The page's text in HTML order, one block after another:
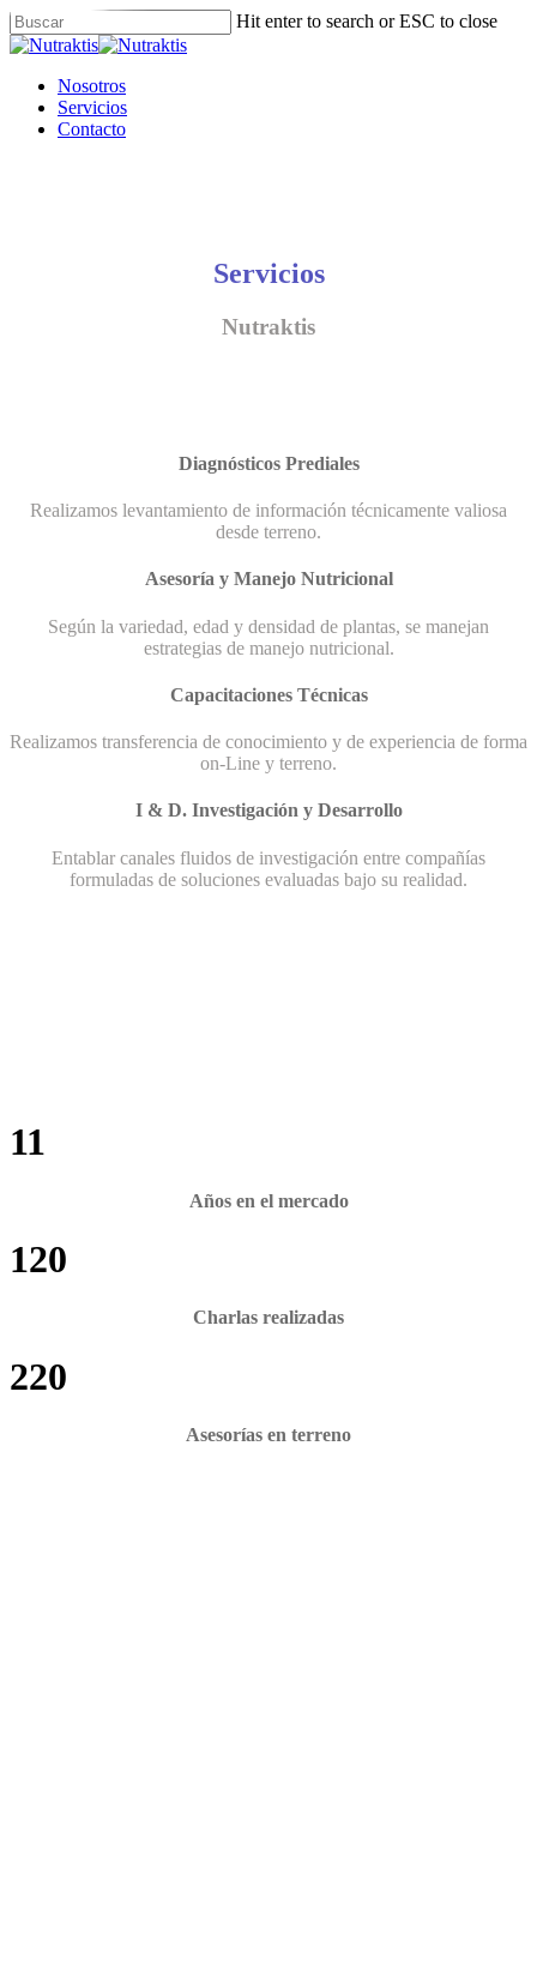
Skip
to
content
Hit enter to search or ESC to close
Close
Menu
Nosotros
Servicios
Contacto
Servicios
Nutraktis
Diagnósticos Prediales
Realizamos levantamiento de información técnicamente valiosa
desde terreno.
Asesoría y Manejo Nutricional
Según la variedad, edad y densidad de plantas, se manejan
estrategias de manejo nutricional.
Capacitaciones Técnicas
Realizamos transferencia de conocimiento y de experiencia de forma
on-Line y terreno.
I & D. Investigación y Desarrollo
Entablar canales fluidos de investigación entre compañías
formuladas de soluciones evaluadas bajo su realidad.
11
Años en el mercado
120
Charlas realizadas
220
Asesorías en terreno